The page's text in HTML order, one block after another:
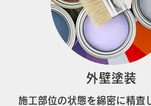
​外壁塗装
施工部位の状態を綿密に精査